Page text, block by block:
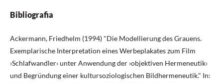
Bibliografia
Ackermann, Friedhelm (1994) "Die Modellierung des Grauens.
Exemplarische Interpretation eines Werbeplakates zum Film
›Schlafwandler‹ unter Anwendung der ›objektiven Hermeneutik‹
und Begründung einer kultursoziologischen Bildhermeneutik." In: